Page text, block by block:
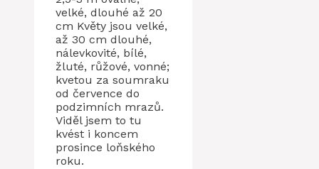
velké, dlouhé až 20
cm Květy jsou velké,
až 30 cm dlouhé,
nálevkovité, bílé,
žluté, růžové, vonné;
kvetou za soumraku
od července do
podzimních mrazů.
Viděl jsem to tu
kvést i koncem
prosince loňského
roku.